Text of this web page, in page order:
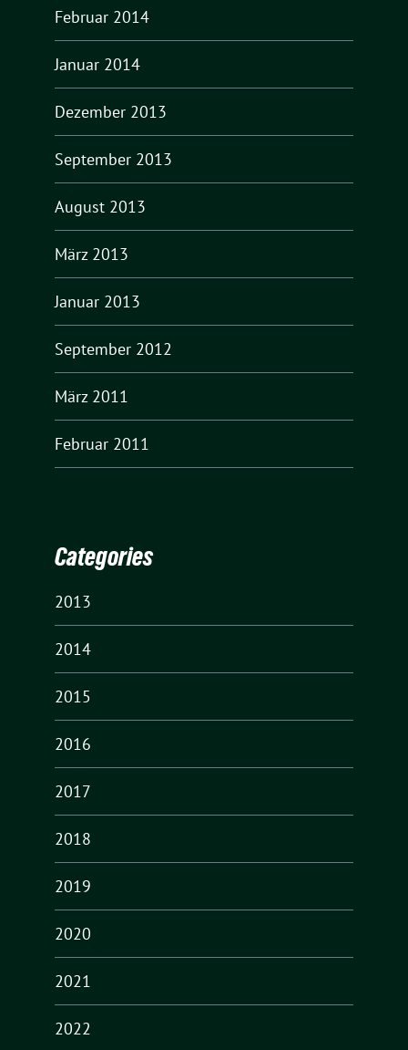
Februar 2014
Januar 2014
Dezember 2013
September 2013
August 2013
März 2013
Januar 2013
September 2012
März 2011
Februar 2011
Categories
2013
2014
2015
2016
2017
2018
2019
2020
2021
2022